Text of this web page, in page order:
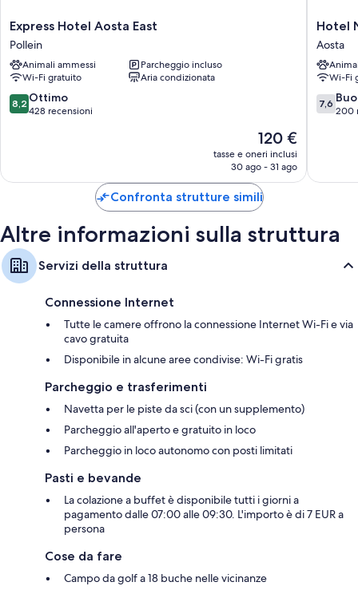
Tutte le camere di Hotel Diana Jardin et Spa offrono comodità come la
climatizzazione, oltre a dotazioni come il Wi-Fi gratis e minibar.
Altri servizi disponibili in tutte le camere includono:
Letti aggiuntivi (a pagamento) e culle/letti per bambini (con
supplemento)
TV a schermo piatto con canali satellitari
Bollitore elettrico, climatizzatore con riscaldamento e pulizie
Express
Hotel
Aosta
East
Pollein
Express Hotel Aosta East
Pollein
Animali ammessi
Parcheggio incluso
Wi-Fi gratuito
Aria condizionata
8.2
su
8,2 Ottimo
428 recensioni
Il
prezzo
attuale
120 €
120 €
tasse e oneri inclusi
30 ago - 31 ago
Hotel
Norden
Palace
Aosta
Hotel
Aosta
Wi-Fi
7.6
su
7,6
200
Confronta strutture simili
Altre informazioni sulla struttura
Servizi della struttura
Connessione Internet
Tutte le camere offrono la connessione Internet Wi-Fi e via
cavo gratuita
Disponibile in alcune aree condivise: Wi-Fi gratis
Parcheggio e trasferimenti
Navetta per le piste da sci (con un supplemento)
Parcheggio all'aperto e gratuito in loco
Parcheggio in loco autonomo con posti limitati
Pasti e bevande
La colazione a buffet è disponibile tutti i giorni a
pagamento dalle 07:00 alle 09:30. L'importo è di 7 EUR a
persona
Cose da fare
Campo da golf a 18 buche nelle vicinanze